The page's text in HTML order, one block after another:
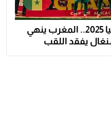
كاف يُبدّل بطل أمم إفريقيا 2025.. المغرب ينهي